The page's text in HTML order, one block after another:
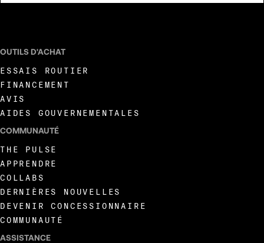
OUTILS D'ACHAT
ESSAIS ROUTIER
FINANCEMENT
AVIS
AIDES GOUVERNEMENTALES
COMMUNAUTÉ
THE PULSE
APPRENDRE
COLLABS
DERNIÈRES NOUVELLES
DEVENIR CONCESSIONNAIRE
COMMUNAUTÉ
ASSISTANCE